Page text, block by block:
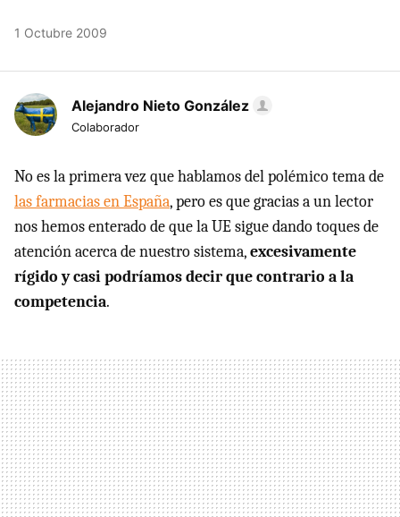
1 Octubre 2009
Alejandro Nieto González
Colaborador
No es la primera vez que hablamos del polémico tema de
las farmacias en España, pero es que gracias a un lector
nos hemos enterado de que la UE sigue dando toques de
atención acerca de nuestro sistema,excesivamente
rígido y casi podríamos decir que contrario a la
competencia.